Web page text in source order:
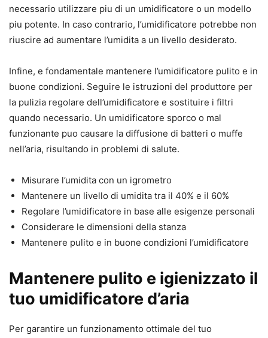
necessario utilizzare piu di un umidificatore o un modello
piu potente. In caso contrario, l’umidificatore potrebbe non
riuscire ad aumentare l’umidita a un livello desiderato.
Infine, e fondamentale mantenere l’umidificatore pulito e in
buone condizioni. Seguire le istruzioni del produttore per
la pulizia regolare dell’umidificatore e sostituire i filtri
quando necessario. Un umidificatore sporco o mal
funzionante puo causare la diffusione di batteri o muffe
nell’aria, risultando in problemi di salute.
Misurare l’umidita con un igrometro
Mantenere un livello di umidita tra il 40% e il 60%
Regolare l’umidificatore in base alle esigenze personali
Considerare le dimensioni della stanza
Mantenere pulito e in buone condizioni l’umidificatore
Mantenere pulito e igienizzato il
tuo umidificatore d’aria
Per garantire un funzionamento ottimale del tuo